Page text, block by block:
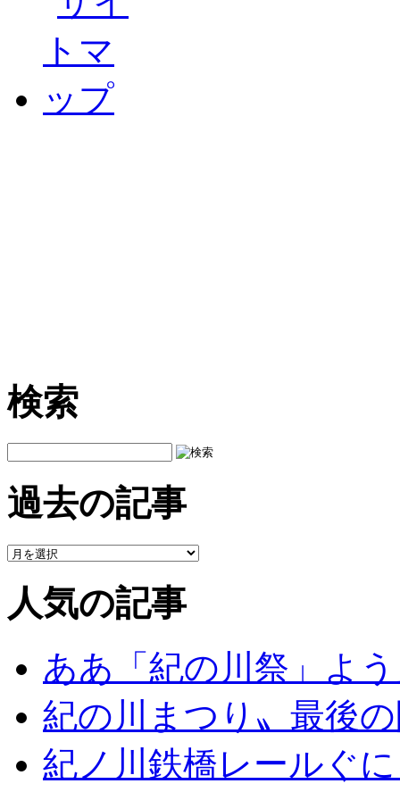
検索
過去の記事
人気の記事
ああ「紀の川祭」よ
紀の川まつり〟最後
紀ノ川鉄橋レールぐ